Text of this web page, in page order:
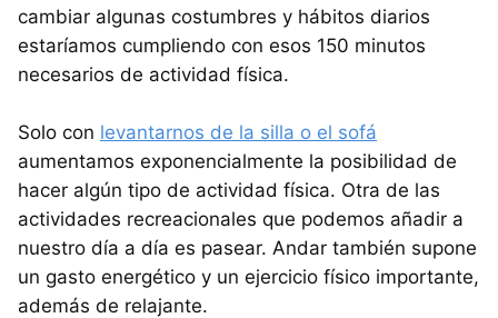
cambiar algunas costumbres y hábitos diarios
estaríamos cumpliendo con esos 150 minutos
necesarios de actividad física.
Solo con levantarnos de la silla o el sofá
aumentamos exponencialmente la posibilidad de
hacer algún tipo de actividad física. Otra de las
actividades recreacionales que podemos añadir a
nuestro día a día es pasear. Andar también supone
un gasto energético y un ejercicio físico importante,
además de relajante.